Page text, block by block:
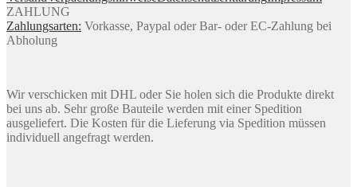
ZAHLUNG
Zahlungsarten: Vorkasse, Paypal oder Bar- oder EC-Zahlung bei
Abholung
Wir verschicken mit DHL oder Sie holen sich die Produkte direkt
bei uns ab. Sehr große Bauteile werden mit einer Spedition
ausgeliefert. Die Kosten für die Lieferung via Spedition müssen
individuell angefragt werden.